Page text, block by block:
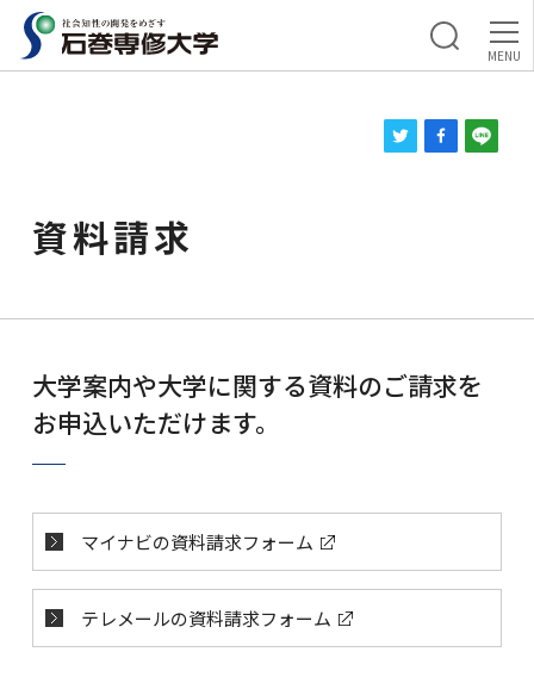
資料請求
大学案内や大学に関する資料のご請求を
お申込いただけます。
マイナビの資料請求フォーム
テレメールの資料請求フォーム